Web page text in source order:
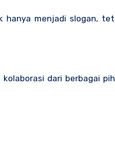
hanya menjadi slogan,
dari berbagai